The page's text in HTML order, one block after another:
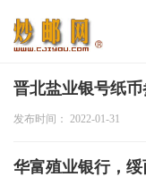
首
钱
晋北盐业银号纸
发布时间： 2022-01-31
华富殖业银行，